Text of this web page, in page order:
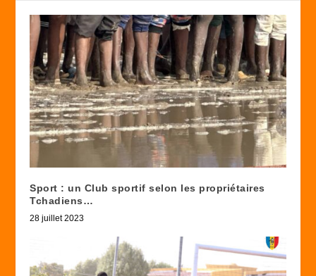
Sport : un Club sportif selon les propriétaires
Tchadiens…
28 juillet 2023